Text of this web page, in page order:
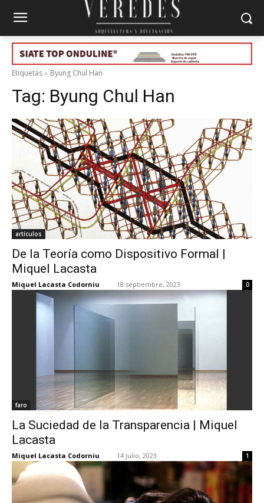
Etiquetas Byung Chul Han
Tag: Byung Chul Han
artículos
De la Teoría como Dispositivo Formal |
Miquel Lacasta
Miquel Lacasta Codorniu - 18 septiembre, 2023 0
faro
La Suciedad de la Transparencia | Miquel
Lacasta
Miquel Lacasta Codorniu - 14 julio, 2023 1